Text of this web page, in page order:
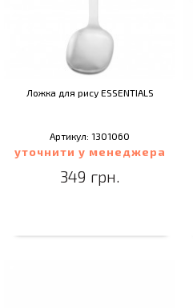
Ложка для рису ESSENTIALS
Артикул: 1301060
уточнити у менеджера
349 грн.